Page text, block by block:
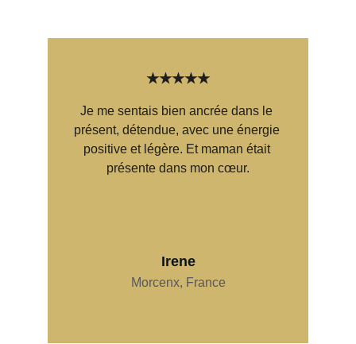
Je me sentais bien ancrée dans le
présent, détendue, avec une énergie
positive et légère. Et maman était
présente dans mon cœur.
Irene
Morcenx, France
★★★★★